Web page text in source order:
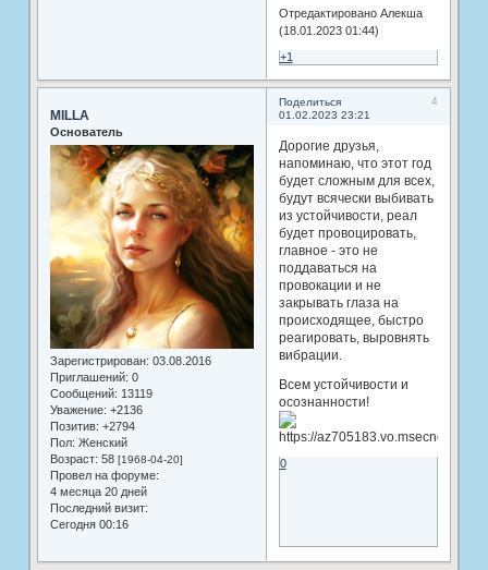
Отредактировано Алекша
(18.01.2023 01:44)
+1
Поделиться
4
01.02.2023 23:21
MILLA
Основатель
Зарегистрирован: 03.08.2016
Приглашений: 0
Сообщений: 13119
Уважение: +2136
Позитив: +2794
Пол: Женский
Возраст: 58 [1968-04-20]
Провел на форуме:
4 месяца 20 дней
Последний визит:
Сегодня 00:16
Дорогие друзья,
напоминаю, что этот год
будет сложным для всех,
будут всячески выбивать
из устойчивости, реал
будет провоцировать,
главное - это не
поддаваться на
провокации и не
закрывать глаза на
происходящее, быстро
реагировать, выровнять
вибрации.
Всем устойчивости и
осознанности!
0